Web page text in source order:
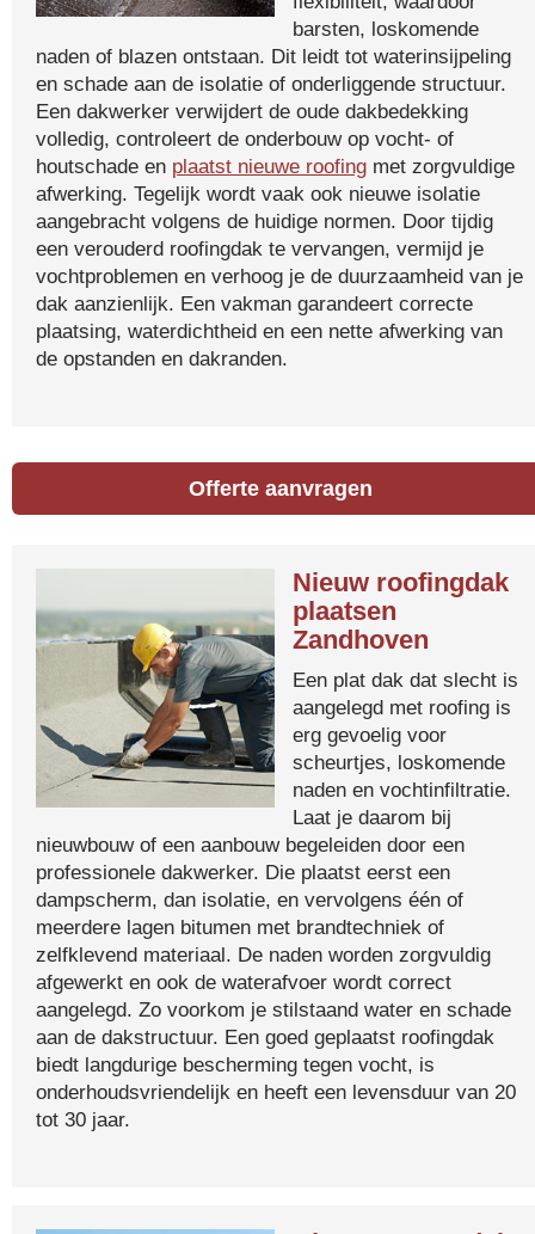
barsten, loskomende
naden of blazen ontstaan. Dit leidt tot waterinsijpeling
en schade aan de isolatie of onderliggende structuur.
Een dakwerker verwijdert de oude dakbedekking
volledig, controleert de onderbouw op vocht- of
houtschade en plaatst nieuwe roofing met zorgvuldige
afwerking. Tegelijk wordt vaak ook nieuwe isolatie
aangebracht volgens de huidige normen. Door tijdig
een verouderd roofingdak te vervangen, vermijd je
vochtproblemen en verhoog je de duurzaamheid van je
dak aanzienlijk. Een vakman garandeert correcte
plaatsing, waterdichtheid en een nette afwerking van
de opstanden en dakranden.
Offerte aanvragen
Nieuw roofingdak
plaatsen
Zandhoven
Een plat dak dat slecht is
aangelegd met roofing is
erg gevoelig voor
scheurtjes, loskomende
naden en vochtinfiltratie.
Laat je daarom bij
nieuwbouw of een aanbouw begeleiden door een
professionele dakwerker. Die plaatst eerst een
dampscherm, dan isolatie, en vervolgens één of
meerdere lagen bitumen met brandtechniek of
zelfklevend materiaal. De naden worden zorgvuldig
afgewerkt en ook de waterafvoer wordt correct
aangelegd. Zo voorkom je stilstaand water en schade
aan de dakstructuur. Een goed geplaatst roofingdak
biedt langdurige bescherming tegen vocht, is
onderhoudsvriendelijk en heeft een levensduur van 20
tot 30 jaar.